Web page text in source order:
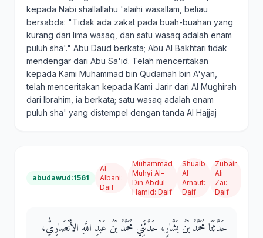
kepada Nabi shallallahu 'alaihi wasallam, beliau
bersabda: "Tidak ada zakat pada buah-buahan yang
kurang dari lima wasaq, dan satu wasaq adalah enam
puluh sha'." Abu Daud berkata; Abu Al Bakhtari tidak
mendengar dari Abu Sa'id. Telah menceritakan
kepada Kami Muhammad bin Qudamah bin A'yan,
telah menceritakan kepada Kami Jarir dari Al Mughirah
dari Ibrahim, ia berkata; satu wasaq adalah enam
puluh sha' yang distempel dengan tanda Al Hajjaj
abudawud:1561
Al-
Albani:
Daif
Muhammad
Muhyi Al-
Din Abdul
Hamid: Daif
Shuaib
Al
Arnaut:
Daif
Zubair
Ali
Zai:
Daif
حَدَّثَنَا مُحَمَّدُ بْنُ بَشَّارٍ، حَدَّثَنِي مُحَمَّدُ بْنُ عَبْدِ اللَّهِ الأَنْصَارِيُّ،